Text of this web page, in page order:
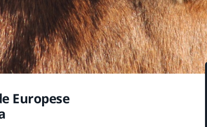
Europese